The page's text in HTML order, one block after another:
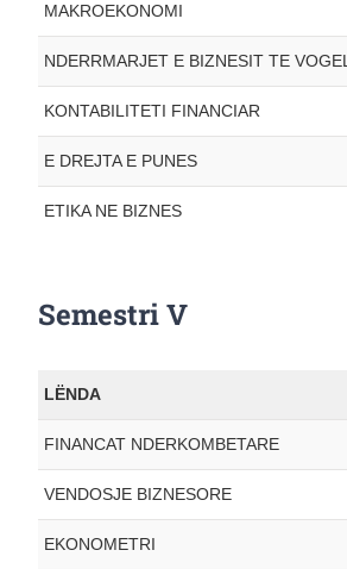
MAKROEKONOMI
NDERRMARJET E BIZNESIT TE VOGEL
KONTABILITETI FINANCIAR
E DREJTA E PUNES
ETIKA NE BIZNES
Semestri V
LËNDA
FINANCAT NDERKOMBETARE
VENDOSJE BIZNESORE
EKONOMETRI